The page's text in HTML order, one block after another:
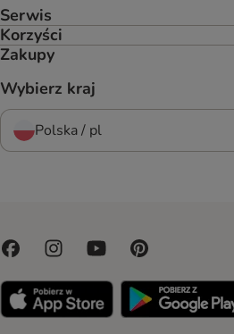
Serwis
Korzyści
Zakupy
Wybierz kraj
Polska / pl